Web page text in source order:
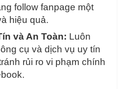
follow fanpage một
hiệu quả.
và An Toàn: Luôn
cụ và dịch vụ uy tín
rủi ro vi phạm chính